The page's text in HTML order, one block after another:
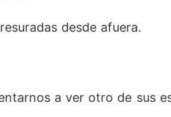
desde afuera.
a ver otro de sus